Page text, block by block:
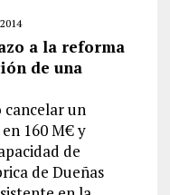
a la reforma
de una
cancelar un
160 M€ y
de
de Dueñas